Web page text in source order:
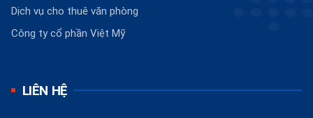
Dịch vụ cho thuê văn phòng
Công ty cổ phần Việt Mỹ
LIÊN HỆ